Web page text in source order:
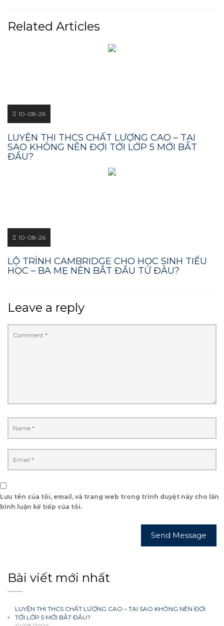
Related Articles
10-08-26
LUYỆN THI THCS CHẤT LƯỢNG CAO – TẠI
SAO KHÔNG NÊN ĐỢI TỚI LỚP 5 MỚI BẮT
ĐẦU?
10-08-26
LỘ TRÌNH CAMBRIDGE CHO HỌC SINH TIỂU
HỌC – BA MẸ NÊN BẮT ĐẦU TỪ ĐÂU?
Leave a reply
Lưu tên của tôi, email, và trang web trong trình duyệt này cho lần
bình luận kế tiếp của tôi.
Bài viết mới nhất
LUYỆN THI THCS CHẤT LƯỢNG CAO – TẠI SAO KHÔNG NÊN ĐỢI
TỚI LỚP 5 MỚI BẮT ĐẦU?